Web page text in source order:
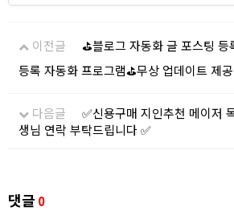
이전글
⛳블로그 자동화 글 포스팅 등
등록 자동화 프로그램⛳무상 업데이트 제공
다음글
✅신용구매 지인추천 메이저
생님 연락 부탁드립니다 ✅
댓글 0